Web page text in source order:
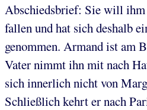
Abschiedsbrief: Sie will
fallen und hat sich deshalb
genommen. Armand ist am
Vater nimmt ihn mit nach
sich innerlich nicht von
Schließlich kehrt er nach